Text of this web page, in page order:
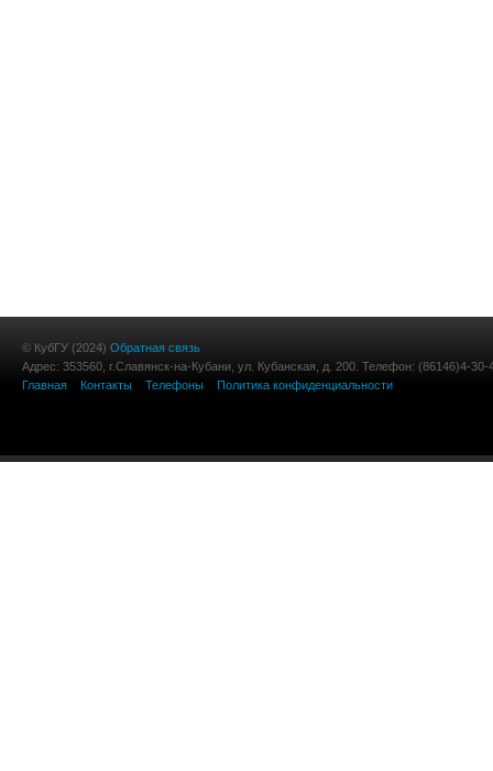
© КубГУ (2024) Обратная связь
Адрес: 353560, г.Славянск-на-Кубани, ул. Кубанская, д. 200. Телефон: (86146)4-30-
Главная
Контакты Телефоны Политика конфиденциальности